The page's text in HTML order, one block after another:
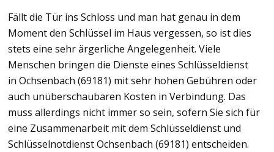
Fällt die Tür ins Schloss und man hat genau in dem
Moment den Schlüssel im Haus vergessen, so ist dies
stets eine sehr ärgerliche Angelegenheit. Viele
Menschen bringen die Dienste eines Schlüsseldienst
in Ochsenbach (69181) mit sehr hohen Gebühren oder
auch unüberschaubaren Kosten in Verbindung. Das
muss allerdings nicht immer so sein, sofern Sie sich für
eine Zusammenarbeit mit dem Schlüsseldienst und
Schlüsselnotdienst Ochsenbach (69181) entscheiden.